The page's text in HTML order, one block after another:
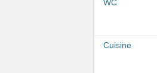
WC
Cuisine